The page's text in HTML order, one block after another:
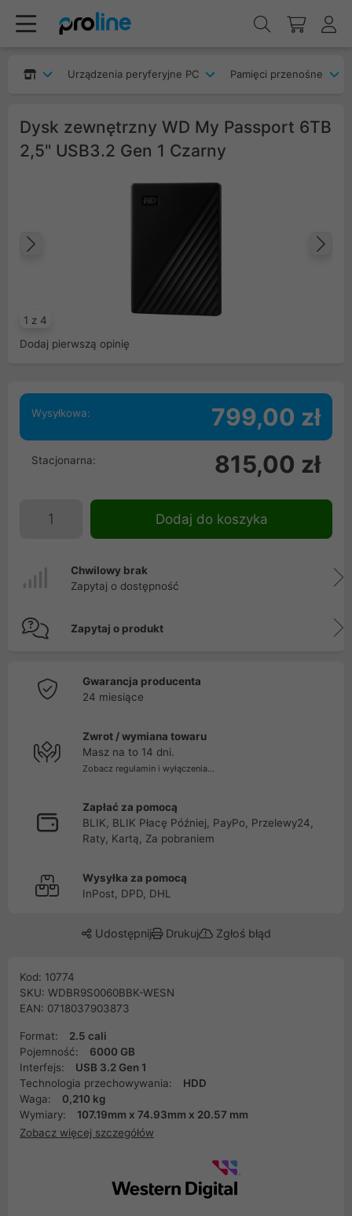
Urządzenia peryferyjne PC Pamięci przenośne
Dysk zewnętrzny WD My Passport 6TB
2,5" USB3.2 Gen 1 Czarny
1 z 4
Dodaj pierwszą opinię
Wysyłkowa: 799,00 zł
Stacjonarna: 815,00 zł
Dodaj do koszyka
Chwilowy brak
Zapytaj o dostępność
Zapytaj o produkt
Gwarancja producenta
24 miesiące
Zwrot / wymiana towaru
Masz na to 14 dni.
Zobacz regulamin i wyłączenia...
Zapłać za pomocą
BLIK, BLIK Płacę Później, PayPo, Przelewy24,
Raty, Kartą, Za pobraniem
Wysyłka za pomocą
InPost, DPD, DHL
Udostępnij Drukuj Zgłoś błąd
Kod: 10774
SKU: WDBR9S0060BBK-WESN
EAN: 0718037903873
Format:
2.5 cali
Pojemność:
6000 GB
Interfejs:
USB 3.2 Gen 1
Technologia przechowywania:
HDD
Waga:
0,210 kg
Wymiary:
107.19mm x 74.93mm x 20.57 mm
Zobacz więcej szczegółów